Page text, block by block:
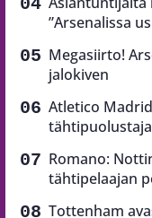
”Arsenalissa
Megasiirto!
jalokiven
Atletico
Romano:
tähtipelaajan
Tottenham